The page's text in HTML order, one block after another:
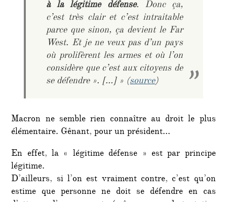
à la légitime défense. Donc ça,
c’est très clair et c’est intraitable
parce que sinon, ça devient le Far
West. Et je ne veux pas d’un pays
où prolifèrent les armes et où l’on
considère que c’est aux citoyens de
se défendre ». […] » (source)
Macron ne semble rien connaître au droit le plus
élémentaire. Gênant, pour un président…
En effet, la « légitime défense » est par principe
légitime.
D’ailleurs, si l’on est vraiment contre, c’est qu’on
estime que personne ne doit se défendre en cas